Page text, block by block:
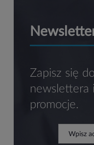
Zapisz się
newslettera
promocje.